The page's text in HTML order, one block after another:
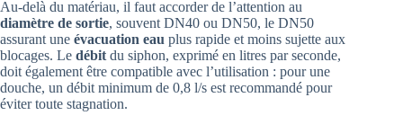
Au-delà du matériau, il faut accorder de l’attention au
diamètre de sortie, souvent DN40 ou DN50, le DN50
assurant une évacuation eau plus rapide et moins sujette aux
blocages. Le débit du siphon, exprimé en litres par seconde,
doit également être compatible avec l’utilisation : pour une
douche, un débit minimum de 0,8 l/s est recommandé pour
éviter toute stagnation.